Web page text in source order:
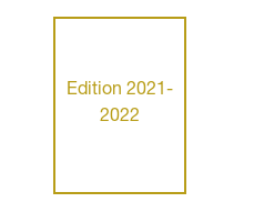
Edition 2021-
2022